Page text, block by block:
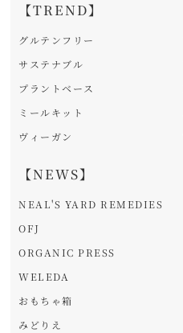
【TREND】
グルテンフリー
サステナブル
プラントベース
ミールキット
ヴィーガン
【NEWS】
NEAL'S YARD REMEDIES
OFJ
ORGANIC PRESS
WELEDA
おもちゃ箱
みどりえ